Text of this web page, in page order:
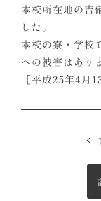
本校所在地の吉
した。
本校の寮・学校
への被害はあり
［平成25年4月